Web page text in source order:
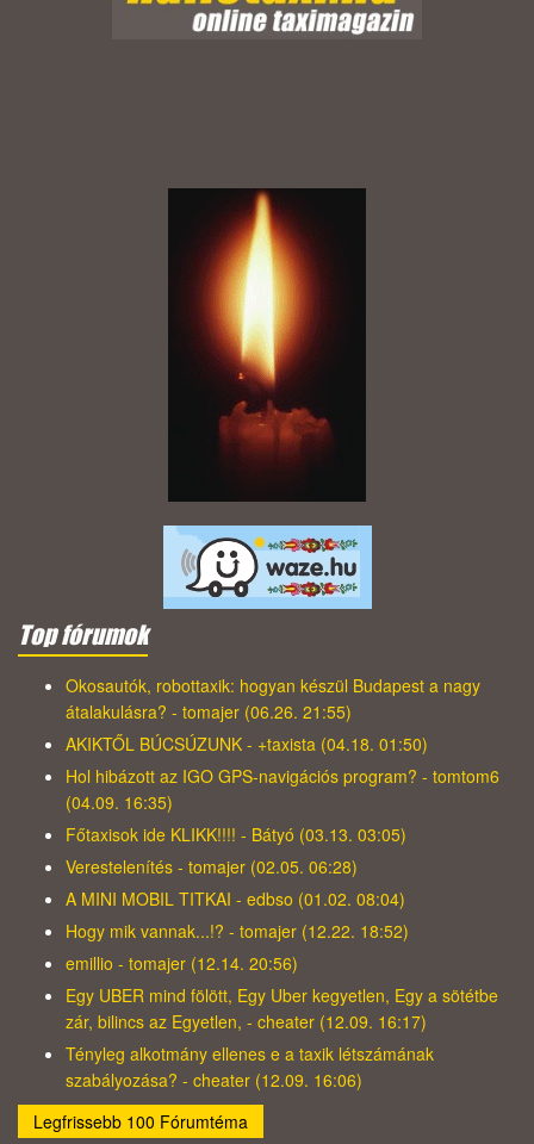
Top fórumok
Okosautók, robottaxik: hogyan készül Budapest a nagy
átalakulásra? - tomajer (06.26. 21:55)
AKIKTŐL BÚCSÚZUNK - +taxista (04.18. 01:50)
Hol hibázott az IGO GPS-navigációs program? - tomtom6
(04.09. 16:35)
Főtaxisok ide KLIKK!!!! - Bátyó (03.13. 03:05)
Verestelenítés - tomajer (02.05. 06:28)
A MINI MOBIL TITKAI - edbso (01.02. 08:04)
Hogy mik vannak...!? - tomajer (12.22. 18:52)
emillio - tomajer (12.14. 20:56)
Egy UBER mind fölött, Egy Uber kegyetlen, Egy a sötétbe
zár, bilincs az Egyetlen, - cheater (12.09. 16:17)
Tényleg alkotmány ellenes e a taxik létszámának
szabályozása? - cheater (12.09. 16:06)
Legfrissebb 100 Fórumtéma